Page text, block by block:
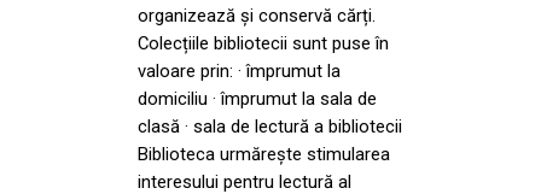
organizează și conservă cărți.
Colecțiile bibliotecii sunt puse în
valoare prin: · împrumut la
domiciliu · împrumut la sala de
clasă · sala de lectură a bibliotecii
Biblioteca urmărește stimularea
interesului pentru lectură al